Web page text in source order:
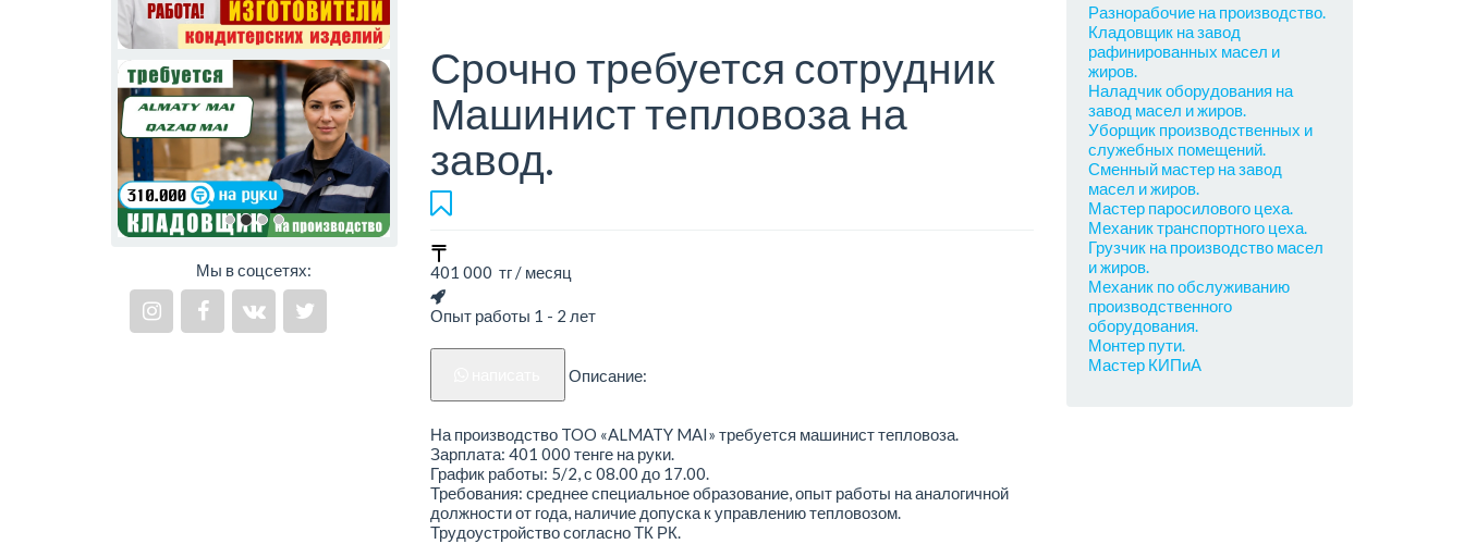
Мы в соцсетях:
Срочно требуется сотрудник
Машинист тепловоза на
завод.
401 000 тг / месяц
Опыт работы 1 - 2 лет
Описание:
На производство TOO «ALMATY MAI» требуется машинист тепловоза.
Зарплата: 401 000 тенге на руки.
График работы: 5/2, с 08.00 до 17.00.
Требования: среднее специальное образование, опыт работы на аналогичной
должности от года, наличие допуска к управлению тепловозом.
Трудоустройство согласно ТК РК.
Разнорабочие на производство.
Кладовщик на завод
рафинированных масел и
жиров.
Наладчик оборудования на
завод масел и жиров.
Уборщик производственных и
служебных помещений.
Сменный мастер на завод
масел и жиров.
Мастер паросилового цеха.
Механик транспортного цеха.
Грузчик на производство масел
и жиров.
Механик по обслуживанию
производственного
оборудования.
Монтер пути.
Мастер КИПиА